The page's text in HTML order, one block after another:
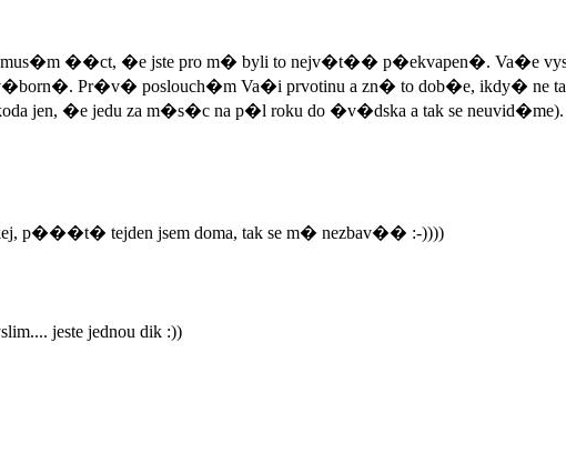
mus�m ��ct, �e jste pro m� byli to nejv�t�� p�ekvapen�. Va�e
v�born�. Pr�v� poslouch�m Va�i prvotinu a zn� to dob�e, ikdy�
jen, �e jedu za m�s�c na p�l roku do �v�dska a tak se neuvid�me).
p���t� tejden jsem doma, tak se m� nezbav�� :-))))
jeste jednou dik :))